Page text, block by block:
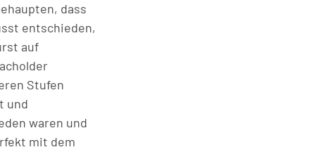
dass
entschieden,
auf
Stufen
und
waren und
mit dem